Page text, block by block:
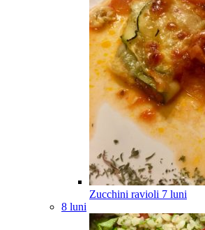
Zucchini ravioli 7 luni
8 luni